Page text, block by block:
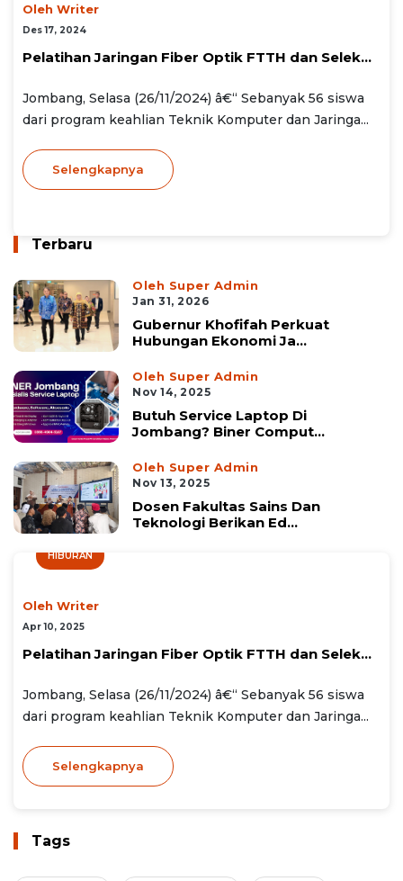
Oleh Writer
Des 17, 2024
Pelatihan Jaringan Fiber Optik FTTH dan Selek...
Jombang, Selasa (26/11/2024) â€“ Sebanyak 56 siswa
dari program keahlian Teknik Komputer dan Jaringa...
Selengkapnya
Terbaru
Oleh Super Admin
Jan 31, 2026
Gubernur Khofifah Perkuat
Hubungan Ekonomi Ja...
Oleh Super Admin
Nov 14, 2025
Butuh Service Laptop Di
Jombang? Biner Comput...
Oleh Super Admin
Nov 13, 2025
Dosen Fakultas Sains Dan
Teknologi Berikan Ed...
HIBURAN
Oleh Writer
Apr 10, 2025
Pelatihan Jaringan Fiber Optik FTTH dan Selek...
Jombang, Selasa (26/11/2024) â€“ Sebanyak 56 siswa
dari program keahlian Teknik Komputer dan Jaringa...
Selengkapnya
Tags